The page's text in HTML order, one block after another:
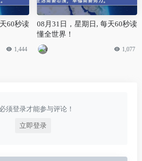
60秒读
1,444
08月31日，星期日, 每天60秒读
懂全世界！
1,077
须登录才能参与评论！
立即登录